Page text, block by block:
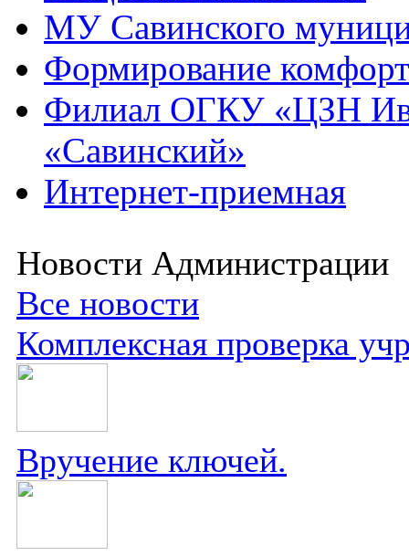
МУ Савинского
Формирование
Филиал ОГКУ «ЦЗН
«Савинский»
Интернет-приемная
Новости Администрации
Все новости
Комплексная проверка
Вручение ключей.